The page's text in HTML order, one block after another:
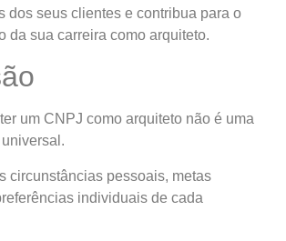
dos seus clientes e contribua para o
da sua carreira como arquiteto.
um CNPJ como arquiteto não é uma
circunstâncias pessoais, metas
individuais de cada